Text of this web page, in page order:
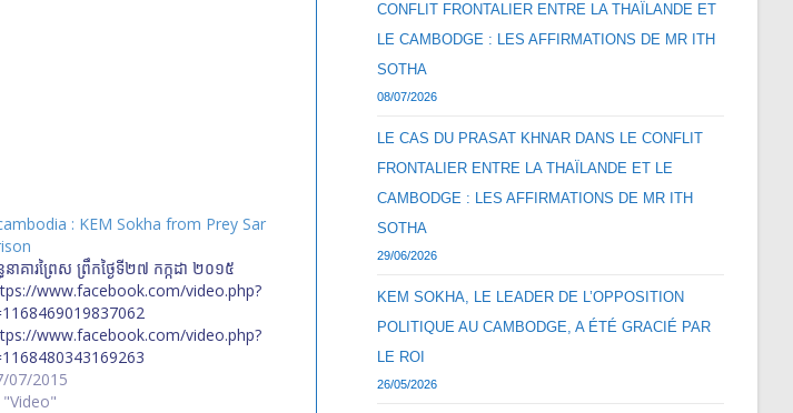
: KEM Sokha from Prey Sar
នាគារព្រៃស ព្រឹកថ្ងៃទី២៧ កក្កដា ២០១៥
www.facebook.com/video.php?
www.facebook.com/video.php?
07/2015
"Video"
CONFLIT FRONTALIER ENTRE LA THAÏLANDE ET
LE CAMBODGE : LES AFFIRMATIONS DE MR ITH
SOTHA
08/07/2026
LE CAS DU PRASAT KHNAR DANS LE CONFLIT
FRONTALIER ENTRE LA THAÏLANDE ET LE
CAMBODGE : LES AFFIRMATIONS DE MR ITH
SOTHA
29/06/2026
KEM SOKHA, LE LEADER DE L’OPPOSITION
POLITIQUE AU CAMBODGE, A ÉTÉ GRACIÉ PAR
LE ROI
26/05/2026